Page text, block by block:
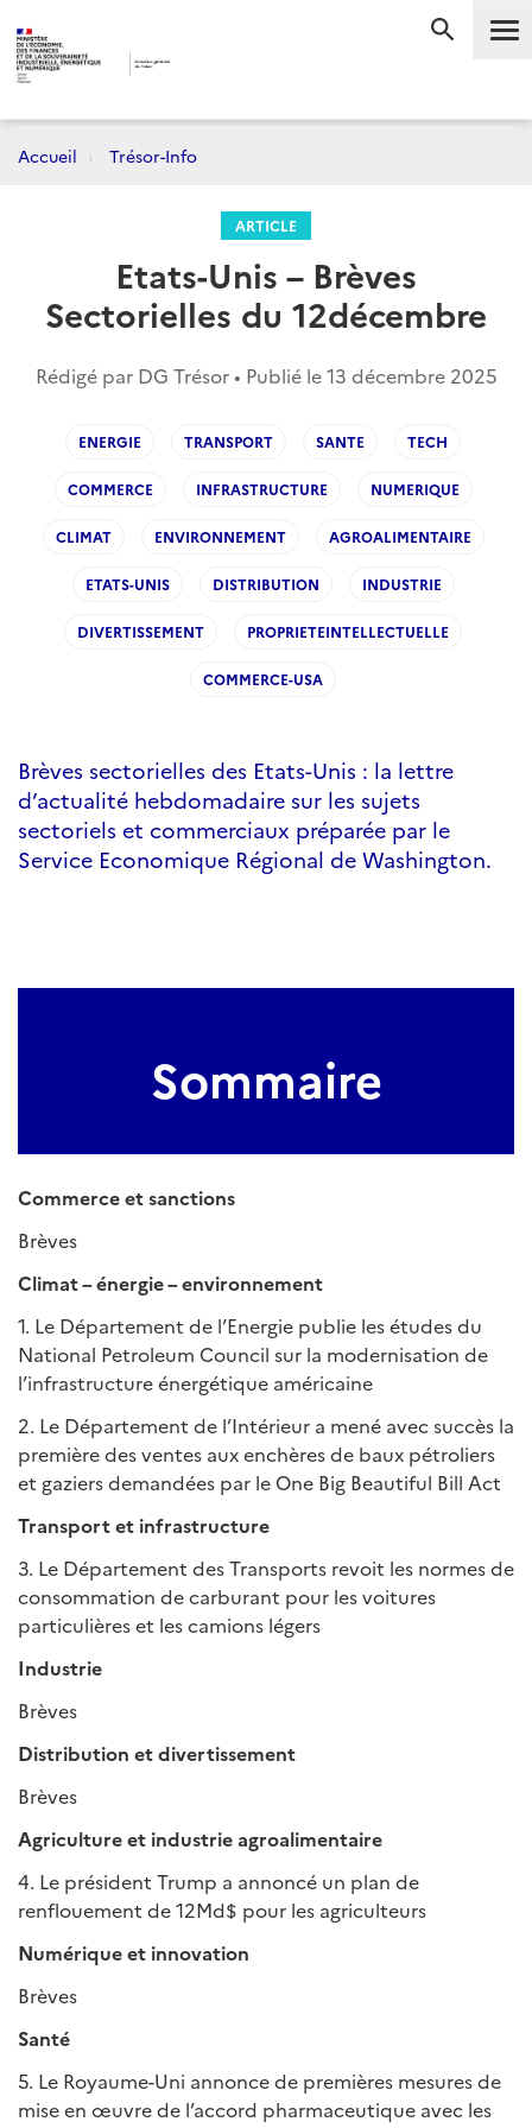
Accueil Trésor-Info
ARTICLE
Etats-Unis – Brèves
Sectorielles du 12décembre
Rédigé par DG Trésor • Publié le13 décembre 2025
ENERGIE TRANSPORT SANTE TECH
COMMERCE INFRASTRUCTURE NUMERIQUE
CLIMAT ENVIRONNEMENT AGROALIMENTAIRE
ETATS-UNIS DISTRIBUTION INDUSTRIE
DIVERTISSEMENT PROPRIETEINTELLECTUELLE
COMMERCE-USA
Brèves sectorielles des Etats-Unis : la lettre
d’actualité hebdomadaire sur les sujets
sectoriels et commerciaux préparée par le
Service Economique Régional de Washington.
Sommaire
Commerce et sanctions
Brèves
Climat – énergie – environnement
1. Le Département de l’Energie publie les études du
National Petroleum Council sur la modernisation de
l’infrastructure énergétique américaine
2. Le Département de l’Intérieur a mené avec succès la
première des ventes aux enchères de baux pétroliers
et gaziers demandées par le One Big Beautiful Bill Act
Transport et infrastructure
3. Le Département des Transports revoit les normes de
consommation de carburant pour les voitures
particulières et les camions légers
Industrie
Brèves
Distribution et divertissement
Brèves
Agriculture et industrie agroalimentaire
4. Le président Trump a annoncé un plan de
renflouement de 12Md$ pour les agriculteurs
Numérique et innovation
Brèves
Santé
5. Le Royaume-Uni annonce de premières mesures de
mise en œuvre de l’accord pharmaceutique avec les